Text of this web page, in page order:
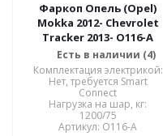
Фаркоп Опель (Opel)
Mokka 2012- Chevrolet
Tracker 2013- O116-A
Есть в наличии (4)
Комплектация электрикой:
Нет, требуется Smart
Connect
Нагрузка на шар, кг:
1200/75
Артикул: O116-A